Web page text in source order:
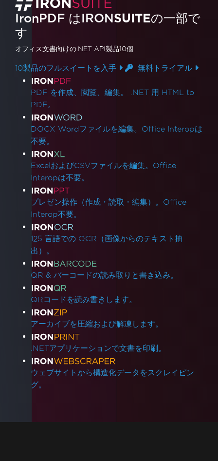
IronPDF はIRONSUITEの一部で
す
オフィス文書向けの.NET API製品10個
10製品のフルスイートを入手 無料トライアル
製品リンク
PDF を作成、閲覧、編集。 .NET 用 HTML to
PDF。
DOCX Wordファイルを編集。Office Interopは
不要。
ExcelおよびCSVファイルを編集。Office
Interopは不要。
プレゼン操作（作成・読取・編集）。Office
Interop不要。
125 言語での OCR（画像からのテキスト抽
出）。
QR & バーコードの読み取りと書き込み。
QRコードを読み書きします。
アーカイブを圧縮および解凍します。
.NETアプリケーションで文書を印刷。
ウェブサイトから構造化データをスクレイピン
グ。